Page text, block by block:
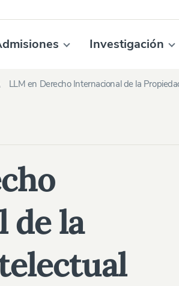
Investigación
LLM en Derecho Internacional de la
de la